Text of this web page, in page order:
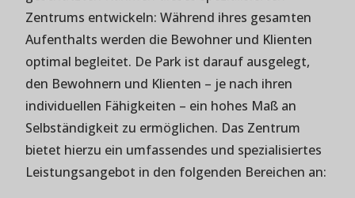
Zentrums entwickeln: Während ihres gesamten
Aufenthalts werden die Bewohner und Klienten
optimal begleitet. De Park ist darauf ausgelegt,
den Bewohnern und Klienten – je nach ihren
individuellen Fähigkeiten – ein hohes Maß an
Selbständigkeit zu ermöglichen. Das Zentrum
bietet hierzu ein umfassendes und spezialisiertes
Leistungsangebot in den folgenden Bereichen an: